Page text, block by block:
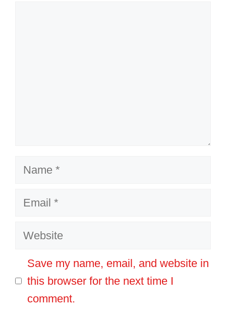
Name
Email
Website
Save my name, email, and website in
this browser for the next time I
comment.